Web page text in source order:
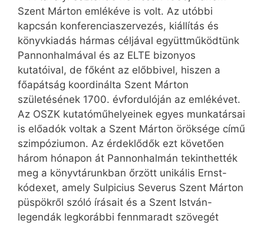
Szent Márton emlékéve is volt. Az utóbbi
kapcsán konferenciaszervezés, kiállítás és
könyvkiadás hármas céljával együttműködtünk
Pannonhalmával és az ELTE bizonyos
kutatóival, de főként az előbbivel, hiszen a
főapátság koordinálta Szent Márton
születésének 1700. évfordulóján az emlékévet.
Az OSZK kutatóműhelyeinek egyes munkatársai
is előadók voltak a Szent Márton öröksége című
szimpóziumon. Az érdeklődők ezt követően
három hónapon át Pannonhalmán tekinthették
meg a könyvtárunkban őrzött unikális Ernst-
kódexet, amely Sulpicius Severus Szent Márton
püspökről szóló írásait és a Szent István-
legendák legkorábbi fennmaradt szövegét